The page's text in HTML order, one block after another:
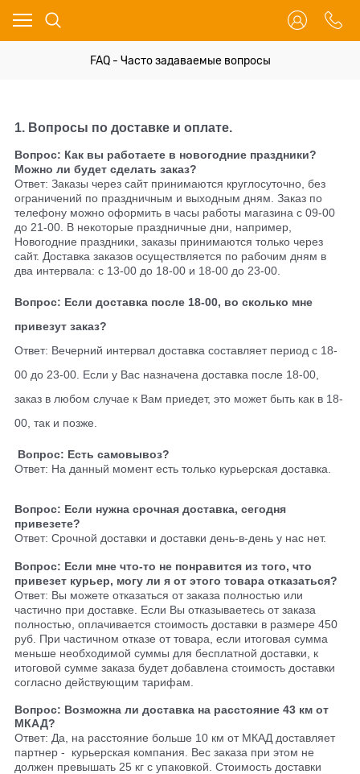
FAQ - Часто задаваемые вопросы
1. Вопросы по доставке и оплате.
Вопрос: Как вы работаете в новогодние праздники?
Можно ли будет сделать заказ?
Ответ: Заказы через сайт принимаются круглосуточно, без
ограничений по праздничным и выходным дням. Заказ по
телефону можно оформить в часы работы магазина с 09-00
до 21-00. В некоторые праздничные дни, например,
Новогодние праздники, заказы принимаются только через
сайт. Доставка заказов осуществляется по рабочим дням в
два интервала: с 13-00 до 18-00 и 18-00 до 23-00.
Вопрос: Если доставка после 18-00, во сколько мне
привезут заказ?
Ответ: Вечерний интервал доставка составляет период с 18-
00 до 23-00. Если у Вас назначена доставка после 18-00,
заказ в любом случае к Вам приедет, это может быть как в 18-
00, так и позже.
Вопрос: Есть самовывоз?
Ответ: На данный момент есть только курьерская доставка.
Вопрос: Если нужна срочная доставка, сегодня
привезете?
Ответ: Срочной доставки и доставки день-в-день у нас нет.
Вопрос: Если мне что-то не понравится из того, что
привезет курьер, могу ли я от этого товара отказаться?
Ответ: Вы можете отказаться от заказа полностью или
частично при доставке. Если Вы отказываетесь от заказа
полностью, оплачивается стоимость доставки в размере 450
руб. При частичном отказе от товара, если итоговая сумма
меньше необходимой суммы для бесплатной доставки, к
итоговой сумме заказа будет добавлена стоимость доставки
согласно действующим тарифам.
Вопрос: Возможна ли доставка на расстояние 43 км от
МКАД?
Ответ: Да, на расстояние больше 10 км от МКАД доставляет
партнер - курьерская компания. Вес заказа при этом не
должен превышать 25 кг с упаковкой. Стоимость доставки